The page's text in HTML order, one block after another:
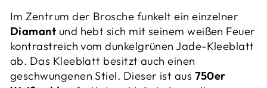
Im Zentrum der Brosche funkelt ein einzelner
Diamant und hebt sich mit seinem weißen Feuer
kontrastreich vom dunkelgrünen Jade-Kleeblatt
ab. Das Kleeblatt besitzt auch einen
geschwungenen Stiel. Dieser ist aus 750er